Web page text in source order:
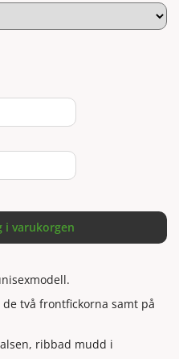
i varukorgen
två frontfickorna samt på
ribbad mudd i